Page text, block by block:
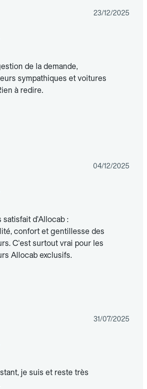
23/12/2025
de la demande,
sympathiques et voitures
à redire.
04/12/2025
satisfait d'Allocab :
confort et gentillesse des
C'est surtout vrai pour les
Allocab exclusifs.
31/07/2025
je suis et reste très